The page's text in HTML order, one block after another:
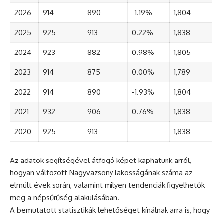
2026 914 890 -1.19% 1,804
2025 925 913 0.22% 1,838
2024 923 882 0.98% 1,805
2023 914 875 0.00% 1,789
2022 914 890 -1.93% 1,804
2021 932 906 0.76% 1,838
2020 925 913 – 1,838
Az adatok segítségével átfogó képet kaphatunk arról,
hogyan változott Nagyvazsony lakosságának száma az
elmúlt évek során, valamint milyen tendenciák figyelhetők
meg a népsűrűség alakulásában.
A bemutatott statisztikák lehetőséget kínálnak arra is, hogy